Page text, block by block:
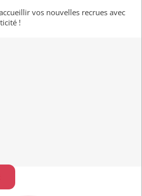
vos nouvelles recrues avec
!